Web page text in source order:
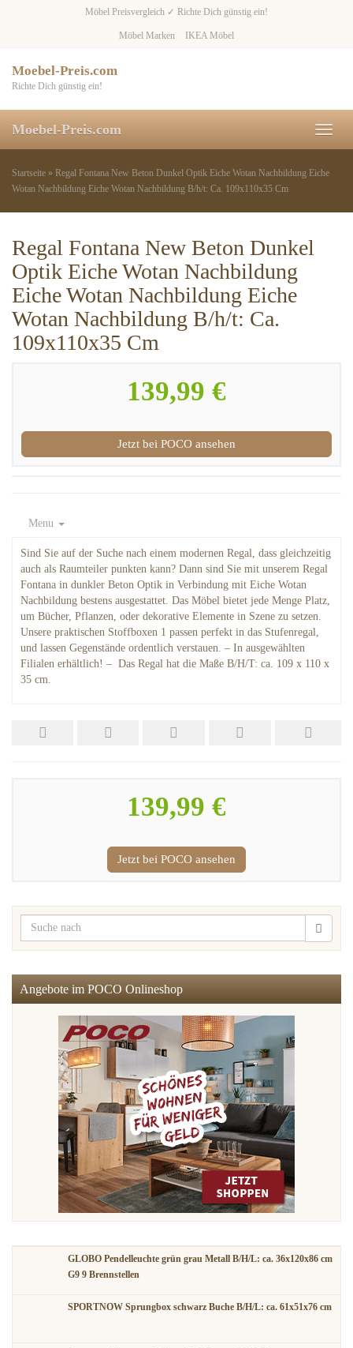
Möbel Preisvergleich ✓ Richte Dich günstig ein!
Möbel Marken IKEA Möbel
Moebel-Preis.com
Richte Dich günstig ein!
Toggle
Moebel-Preis.com
Startseite » Regal Fontana New Beton Dunkel Optik Eiche Wotan Nachbildung Eiche
Wotan Nachbildung Eiche Wotan Nachbildung B/h/t: Ca. 109x110x35 Cm
Regal Fontana New Beton Dunkel
Optik Eiche Wotan Nachbildung
Eiche Wotan Nachbildung Eiche
Wotan Nachbildung B/h/t: Ca.
109x110x35 Cm
139,99 €
Jetzt bei POCO ansehen
Menu
Sind Sie auf der Suche nach einem modernen Regal, dass gleichzeitig
auch als Raumteiler punkten kann? Dann sind Sie mit unserem Regal
Fontana in dunkler Beton Optik in Verbindung mit Eiche Wotan
Nachbildung bestens ausgestattet. Das Möbel bietet jede Menge Platz,
um Bücher, Pflanzen, oder dekorative Elemente in Szene zu setzen.
Unsere praktischen Stoffboxen 1 passen perfekt in das Stufenregal,
und lassen Gegenstände ordentlich verstauen. – In ausgewählten
Filialen erhältlich! – Das Regal hat die Maße B/H/T: ca. 109 x 110 x
35 cm.
139,99 €
Jetzt bei POCO ansehen
Angebote im POCO Onlineshop
GLOBO Pendelleuchte grün grau Metall B/H/L: ca. 36x120x86 cm
G9 9 Brennstellen
SPORTNOW Sprungbox schwarz Buche B/H/L: ca. 61x51x76 cm